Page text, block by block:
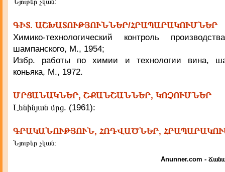
ԳԻՏ. ԱՇԽԱՏՈՒԹՅՈՒՆՆԵՐ/ՀՐԱՊԱՐԱԿՈՒՄՆԵՐ
Химико-технологический контроль
шампанского, М., 1954;
Избр. работы по химии и технологии вина,
коньяка, М., 1972.
ՄՐՑԱՆԱԿՆԵՐ, ՇՔԱՆՇԱՆՆԵՐ, ԿՈՉՈՒՄՆԵՐ
Լենինյան մրց. (1961):
ԳՐԱԿԱՆՈՒԹՅՈՒՆ, ՀՈԴՎԱԾՆԵՐ,
Նյութեր չկան:
Anunner.com -